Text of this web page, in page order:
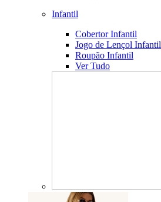
Infantil
Cobertor Infantil
Jogo de Lençol Infantil
Roupão Infantil
Ver Tudo